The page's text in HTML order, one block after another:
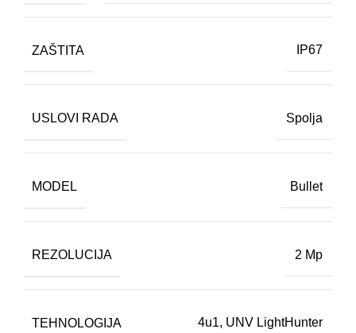
ZAŠTITA IP67
USLOVI RADA Spolja
MODEL Bullet
REZOLUCIJA 2 Mp
TEHNOLOGIJA 4u1, UNV LightHunter